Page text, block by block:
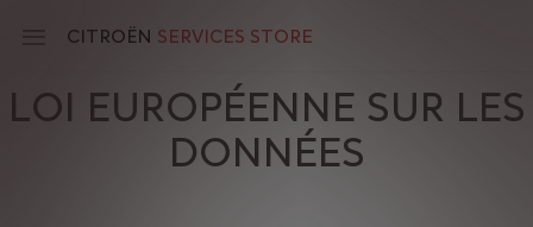
CITROËN SERVICES STORE
LOI EUROPÉENNE SUR LES
DONNÉES